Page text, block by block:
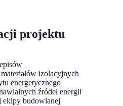
projektu
izolacyjnych
energetycznego
źródeł energii
ekipy budowlanej